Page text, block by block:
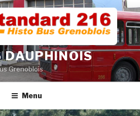
DAUPHINOIS
Grenoblois
Menu